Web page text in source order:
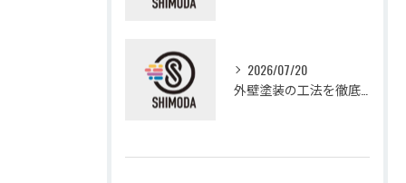
2026/07/20